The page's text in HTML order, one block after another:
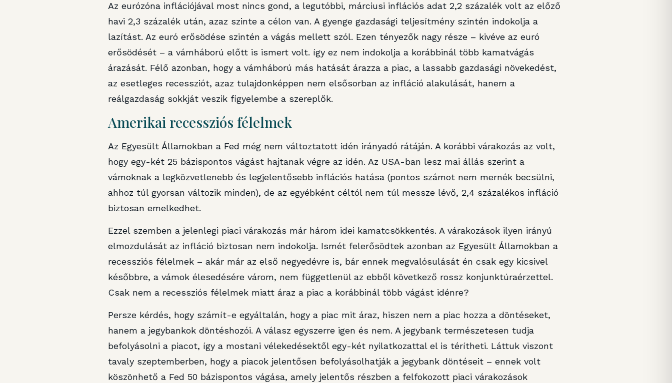
Az eurózóna inflációjával most nincs gond, a legutóbbi, márciusi inflációs adat 2,2 százalék volt az előző
havi 2,3 százalék után, azaz szinte a célon van. A gyenge gazdasági teljesítmény szintén indokolja a
lazítást. Az euró erősödése szintén a vágás mellett szól. Ezen tényezők nagy része – kivéve az euró
erősödését – a vámháború előtt is ismert volt. így ez nem indokolja a korábbinál több kamatvágás
árazását. Félő azonban, hogy a vámháború más hatását árazza a piac, a lassabb gazdasági növekedést,
az esetleges recessziót, azaz tulajdonképpen nem elsősorban az infláció alakulását, hanem a
reálgazdaság sokkját veszik figyelembe a szereplők.
Amerikai recessziós félelmek
Az Egyesült Államokban a Fed még nem változtatott idén irányadó rátáján. A korábbi várakozás az volt,
hogy egy-két 25 bázispontos vágást hajtanak végre az idén. Az USA-ban lesz mai állás szerint a
vámoknak a legközvetlenebb és legjelentősebb inflációs hatása (pontos számot nem mernék becsülni,
ahhoz túl gyorsan változik minden), de az egyébként céltól nem túl messze lévő, 2,4 százalékos infláció
biztosan emelkedhet.
Ezzel szemben a jelenlegi piaci várakozás már három idei kamatcsökkentés. A várakozások ilyen irányú
elmozdulását az infláció biztosan nem indokolja. Ismét felerősödtek azonban az Egyesült Államokban a
recessziós félelmek – akár már az első negyedévre is, bár ennek megvalósulását én csak egy kicsivel
későbbre, a vámok élesedésére várom, nem függetlenül az ebből következő rossz konjunktúraérzettel.
Csak nem a recessziós félelmek miatt áraz a piac a korábbinál több vágást idénre?
Persze kérdés, hogy számít-e egyáltalán, hogy a piac mit áraz, hiszen nem a piac hozza a döntéseket,
hanem a jegybankok döntéshozói. A válasz egyszerre igen és nem. A jegybank természetesen tudja
befolyásolni a piacot, így a mostani vélekedésektől egy-két nyilatkozattal el is térítheti. Láttuk viszont
tavaly szeptemberben, hogy a piacok jelentősen befolyásolhatják a jegybank döntéseit – ennek volt
köszönhető a Fed 50 bázispontos vágása, amely jelentős részben a felfokozott piaci várakozások